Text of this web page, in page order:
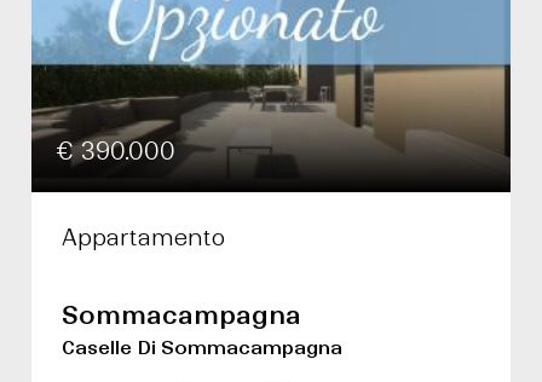
€ 390.000
Appartamento
Sommacampagna
Caselle Di Sommacampagna